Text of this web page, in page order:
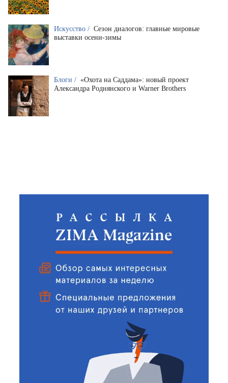
Искусство / Сезон диалогов: главные мировые
выставки осени-зимы
Блоги / «Охота на Саддама»: новый проект
Александра Роднянского и Warner Brothers